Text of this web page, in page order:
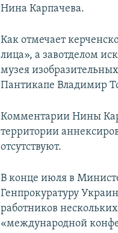
Нина Карпачева.
Как отмечает
лица», а завотделом
музея
Пантикапе Владимир
Комментарии Нины
территории
отсутствуют.
В конце июля в
Генпрокуратуру
работников
«международной